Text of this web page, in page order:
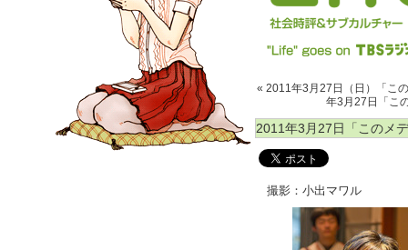
« 2011年3月27日（日）「こ
年3月27日「こ
2011年3月27日「このメ
撮影：小出マワル